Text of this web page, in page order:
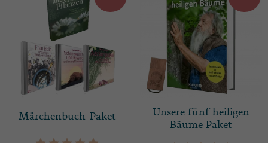
Märchenbuch-Paket
Unsere fünf heiligen
Bäume Paket